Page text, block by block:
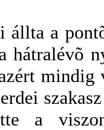
állta a
hátralévõ
mindig
a